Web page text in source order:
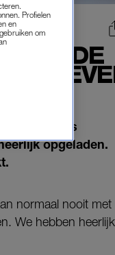
ROB DE
. Na zes
opgeladen.
normaal nooit met
We hebben heerlijk
Profielen
en
om